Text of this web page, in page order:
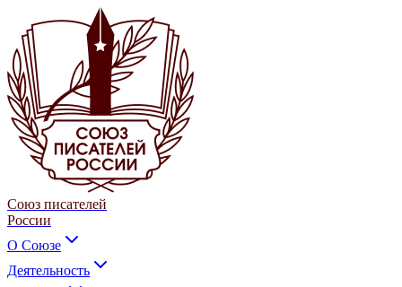
Союз писателей
России
О Союзе
Деятельность